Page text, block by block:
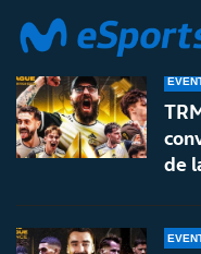
TODAS LAS
de